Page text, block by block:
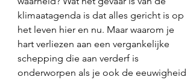
klimaatagenda is dat alles gericht is op
het leven hier en nu. Maar waarom je
hart verliezen aan een vergankelijke
schepping die aan verderf is
onderworpen als je ook de eeuwigheid